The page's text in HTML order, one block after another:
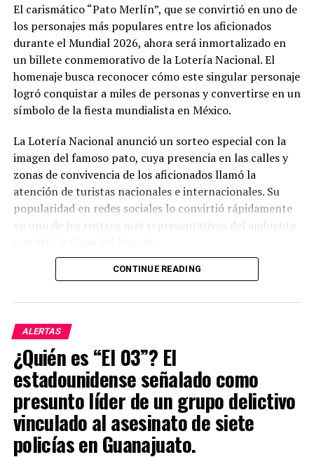
El carismático “Pato Merlín”, que se convirtió en uno de
los personajes más populares entre los aficionados
durante el Mundial 2026, ahora será inmortalizado en
un billete conmemorativo de la Lotería Nacional. El
homenaje busca reconocer cómo este singular personaje
logró conquistar a miles de personas y convertirse en un
símbolo de la fiesta mundialista en México.
La Lotería Nacional anunció un sorteo especial con la
imagen del famoso pato, cuya presencia en las calles y
zonas de convivencia de los aficionados llamó la
atención de turistas nacionales e internacionales. Su
popularidad en redes sociales lo convirtió rápidamente
en uno de los rostros más representativos del ambiente
El sorteo repartirá un premio mayor de millones de
Con este billete conmemorativo, las autoridades buscan
celebrar uno de los fenómenos más inesperados y
entrañables que dejó el torneo, demostrando cómo un
personaje espontáneo logró ganarse el cariño de la
afición.
El “Pato Merlín” pasó de animar las calles durante el
Mundial a formar parte de la historia de la Lotería
Nacional, consolidándose como uno de los íconos más
CONTINUE READING
ALERTAS
¿Quién es “El 03”? El
estadounidense señalado como
presunto líder de un grupo delictivo
vinculado al asesinato de siete
policías en Guanajuato.